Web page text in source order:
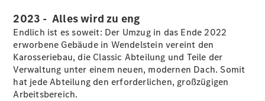
2023 - Alles wird zu eng
Endlich ist es soweit: Der Umzug in das Ende 2022
erworbene Gebäude in Wendelstein vereint den
Karosseriebau, die Classic Abteilung und Teile der
Verwaltung unter einem neuen, modernen Dach. Somit
hat jede Abteilung den erforderlichen, großzügigen
Arbeitsbereich.